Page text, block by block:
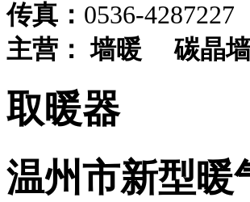
传真： 0536-4287227
主营： 墙暖碳晶
取暖器
温州市新型暖